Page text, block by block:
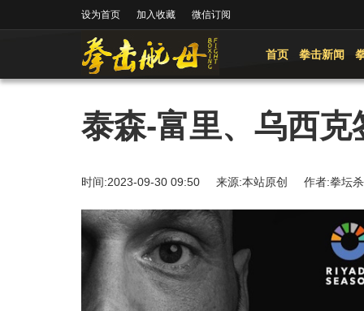
设为首页 加入收藏 微信订阅
首页 拳击新闻
泰森-富里、乌西克
时间:2023-09-30 09:50 来源:本站原创 作者:拳